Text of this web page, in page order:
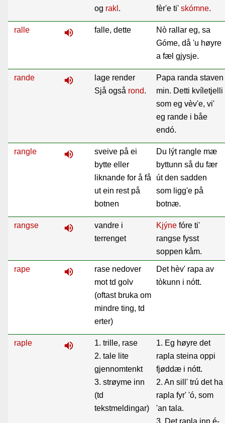
og rakl .
fèr'e ti' skómne.
ralle volume_up falle, dette
Nò rallar eg, sa
Góme, då 'u høyre
a fæl gjysje.
rande volume_up
lage render
Sjå også rond.
Papa randa staven
min. Detti kvíletjelli
som eg vèv'e, vi'
eg rande i båe
endó.
rangle volume_up
sveive på ei
bytte eller
liknande for å få
ut ein rest på
botnen
Du lýt rangle mæ
byttunn så du fær
út den sadden
som ligg'e på
botnæ.
rangse volume_up
vandre i
terrenget
Kjýne fóre ti'
rangse fysst
soppen kåm.
rape volume_up
rase nedover
mot td golv
(oftast bruka om
mindre ting, td
erter)
Det hèv' rapa av
tòkunn i nótt.
raple volume_up
1. trille, rase
2. tale lite
gjennomtenkt
3. strøyme inn
(td
tekstmeldingar)
1. Eg høyre det
rapla steina oppi
fjøddæ i nótt.
2. An sill' trú det ha
rapla fyr' 'ó, som
'an tala.
3. Det rapla inn é-